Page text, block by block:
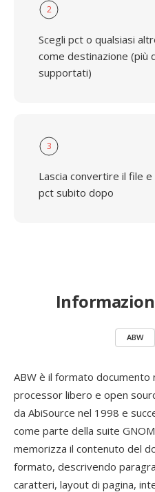
2
Scegli pct o qualsiasi
come destinazione (più
supportati)
3
Lascia convertire il file
pct subito dopo
ABW
ABW è il formato documento
processor libero e open
da AbiSource nel 1998 e
come parte della suite
memorizza il contenuto del
formato, descrivendo
caratteri, layout di pagina,